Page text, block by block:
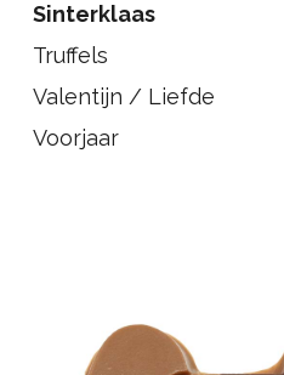
Sinterklaas
Truffels
Valentijn / Liefde
Voorjaar